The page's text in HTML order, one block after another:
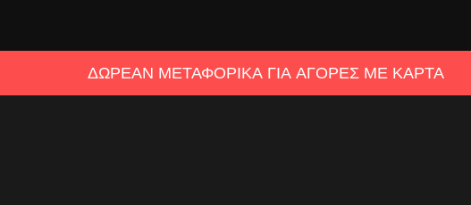
ΔΩΡΕΑΝ ΜΕΤΑΦΟΡΙΚΑ ΓΙΑ ΑΓΟΡΕΣ ΜΕ ΚΑΡΤΑ